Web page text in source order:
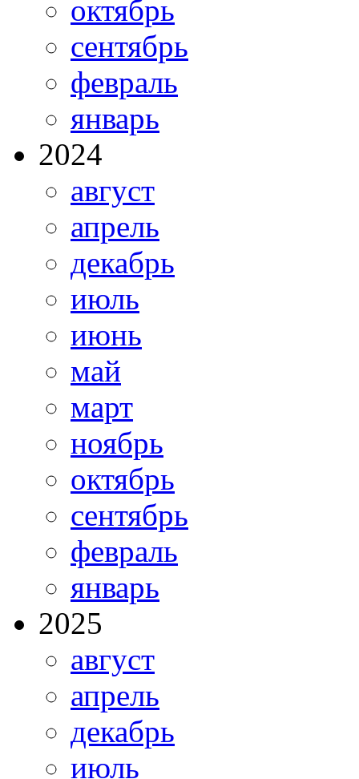
октябрь
сентябрь
февраль
январь
2024
август
апрель
декабрь
июль
июнь
май
март
ноябрь
октябрь
сентябрь
февраль
январь
2025
август
апрель
декабрь
июль